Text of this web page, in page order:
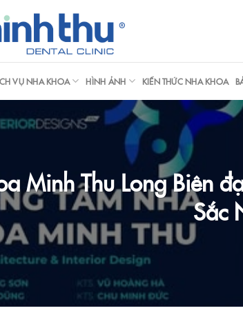
VỤ NHA KHOA HÌNH ẢNH KIẾN THỨC NHA KHOA
Minh Thu Long Biên
Sắc